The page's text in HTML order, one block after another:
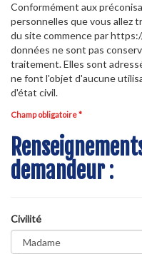
Conformément aux
personnelles que vous allez
du site commence par
données ne sont pas
traitement. Elles sont
ne font l'objet d'aucune
d'état civil.
Champ obligatoire *
demandeur:
Civilité